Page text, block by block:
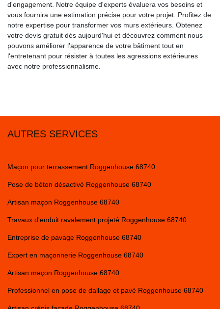
d'engagement. Notre équipe d'experts évaluera vos besoins et
vous fournira une estimation précise pour votre projet. Profitez de
notre expertise pour transformer vos murs extérieurs. Obtenez
votre devis gratuit dès aujourd'hui et découvrez comment nous
pouvons améliorer l'apparence de votre bâtiment tout en
l'entretenant pour résister à toutes les agressions extérieures
avec notre professionnalisme.
AUTRES SERVICES
Maçon pour terrassement Roggenhouse 68740
Pose de béton désactivé Roggenhouse 68740
Artisan maçon Roggenhouse 68740
Travaux d'enduit ravalement projeté Roggenhouse 68740
Entreprise de pavage Roggenhouse 68740
Expert en maçonnerie Roggenhouse 68740
Artisan maçon Roggenhouse 68740
Professionnel en pose de dallage et pavé Roggenhouse 68740